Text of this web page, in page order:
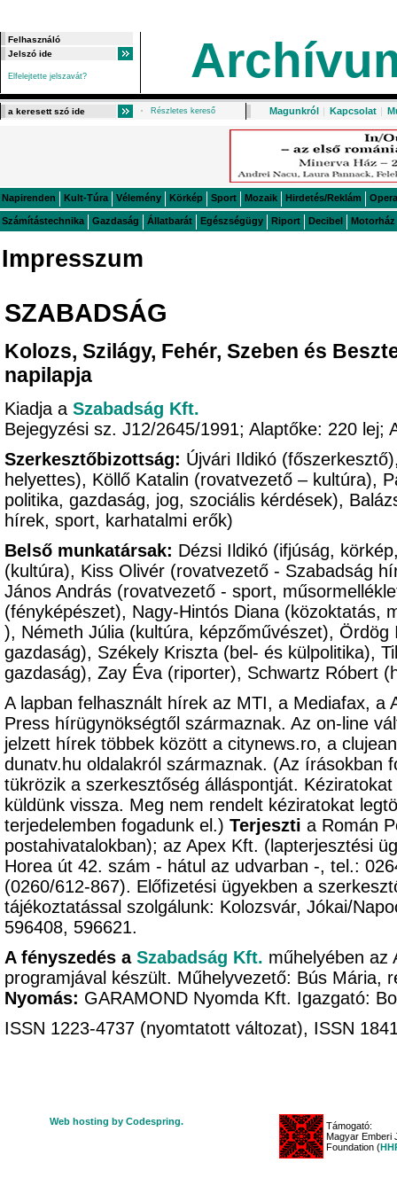
Elfelejtette jelszavát?
Részletes kereső Magunkról | Kapcsolat |
Napirenden Kult-Túra Vélemény Körkép Sport Mozaik Hirdetés/Reklám Opera
Számítástechnika Gazdaság Állatbarát Egészségügy Riport Decibel Motorház
Impresszum
SZABADSÁG
Kolozs, Szilágy, Fehér, Szeben és
napilapja
Kiadja a Szabadság Kft.
Bejegyzési sz. J12/2645/1991; Alaptőke: 220 lej;
Szerkesztőbizottság: Újvári Ildikó
helyettes), Köllő Katalin (rovatvezető – kultúra),
politika, gazdaság, jog, szociális kérdések),
hírek, sport, karhatalmi erők)
Belső munkatársak: Dézsi Ildikó (ifjúság,
(kultúra), Kiss Olivér (rovatvezető - Szabadság
János András (rovatvezető - sport,
(fényképészet), Nagy-Hintós Diana (közoktatás,
), Németh Júlia (kultúra, képzőművészet),
gazdaság), Székely Kriszta (bel- és külpolitika),
gazdaság), Zay Éva (riporter), Schwartz Róbert
A lapban felhasznált hírek az MTI, a Mediafax, a
Press hírügynökségtől származnak. Az on-line
jelzett hírek többek között a citynews.ro, a
dunatv.hu oldalakról származnak. (Az írásokban
tükrözik a szerkesztőség álláspontját.
küldünk vissza. Meg nem rendelt kéziratokat
terjedelemben fogadunk el.) Terjeszti a Román
postahivatalokban); az Apex Kft. (lapterjesztési
Horea út 42. szám - hátul az udvarban -, tel.:
(0260/612-867). Előfizetési ügyekben a
tájékoztatással szolgálunk: Kolozsvár, Jókai/
596408, 596621.
A fényszedés a Szabadság Kft. műhelyében az
programjával készült. Műhelyvezető: Bús Mária,
Nyomás: GARAMOND Nyomda Kft. Igazgató:
ISSN 1223-4737 (nyomtatott változat), ISSN
Web hosting by Codespring.
Támogató:
Magyar Emberi
Foundation (